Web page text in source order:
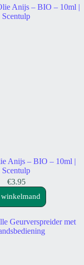
Anijs – BIO – 10ml |
Scentulp
€3.95